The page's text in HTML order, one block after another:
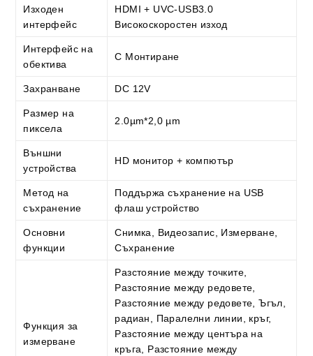
Изходен
интерфейс
HDMI + UVC-USB3.0
Високоскоростен изход
Интерфейс на
обектива
C Монтиране
Захранване DC 12V
Размер на
пиксела
2.0µm*2,0 µm
Външни
устройства
HD монитор + компютър
Метод на
съхранение
Поддържа съхранение на USB
флаш устройство
Основни
функции
Снимка, Видеозапис, Измерване,
Съхранение
Функция за
измерване
Разстояние между точките,
Разстояние между редовете,
Разстояние между редовете, Ъгъл,
радиан, Паралелни линии, кръг,
Разстояние между центъра на
кръга, Разстояние между